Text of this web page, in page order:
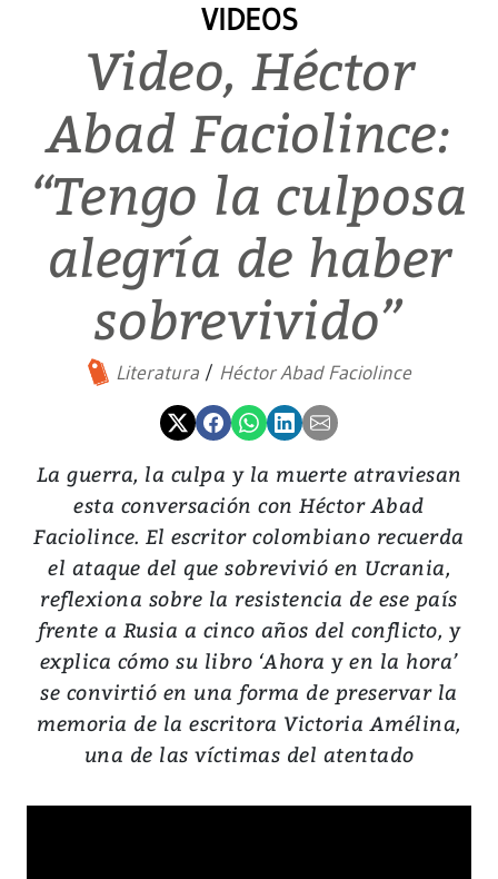
VIDEOS
Video, Héctor
Abad Faciolince:
“Tengo la culposa
alegría de haber
sobrevivido”
Literatura Héctor Abad Faciolince
La guerra, la culpa y la muerte atraviesan
esta conversación con Héctor Abad
Faciolince. El escritor colombiano recuerda
el ataque del que sobrevivió en Ucrania,
reflexiona sobre la resistencia de ese país
frente a Rusia a cinco años del conflicto, y
explica cómo su libro ‘Ahora y en la hora’
se convirtió en una forma de preservar la
memoria de la escritora Victoria Amélina,
una de las víctimas del atentado